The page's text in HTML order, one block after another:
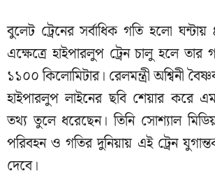
বুলেট ট্রেনের সর্বাধিক গতি হলো
এক্ষেত্রে হাইপারলুপ ট্রেন চালু হলে তার
১১০০ কিলোমিটার। রেলমন্ত্রী অশ্বিনী
হাইপারলুপ লাইনের ছবি শেয়ার করে
তথ্য তুলে ধরেছেন। তিনি সোশ্যাল
পরিবহন ও গতির দুনিয়ায় এই ট্রেন
দেবে।